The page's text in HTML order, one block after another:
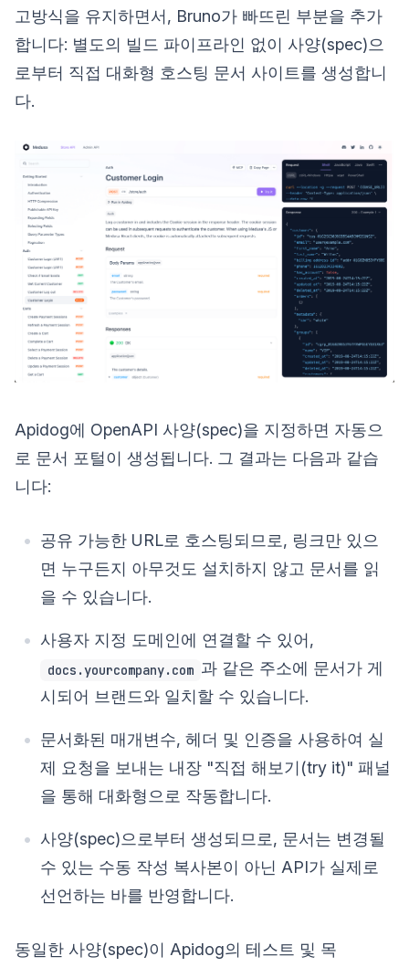
고방식을 유지하면서, Bruno가 빠뜨린 부분을 추가
합니다: 별도의 빌드 파이프라인 없이 사양(spec)으
로부터 직접 대화형 호스팅 문서 사이트를 생성합니
다.
Apidog에 OpenAPI 사양(spec)을 지정하면 자동으
로 문서 포털이 생성됩니다. 그 결과는 다음과 같습
니다:
공유 가능한 URL로 호스팅되므로, 링크만 있으
면 누구든지 아무것도 설치하지 않고 문서를 읽
을 수 있습니다.
사용자 지정 도메인에 연결할 수 있어,
docs.yourcompany.com 과 같은 주소에 문서가 게
시되어 브랜드와 일치할 수 있습니다.
문서화된 매개변수, 헤더 및 인증을 사용하여 실
제 요청을 보내는 내장 "직접 해보기(try it)" 패널
을 통해 대화형으로 작동합니다.
사양(spec)으로부터 생성되므로, 문서는 변경될
수 있는 수동 작성 복사본이 아닌 API가 실제로
선언하는 바를 반영합니다.
동일한 사양(spec)이 Apidog의 테스트 및 목